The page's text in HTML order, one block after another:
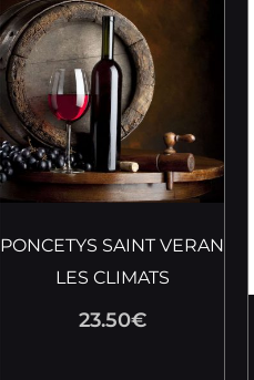
PONCETYS SAINT VERAN
LES CLIMATS
23.50€